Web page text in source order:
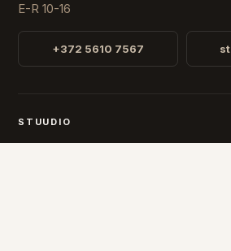
E-R 10-16
+372 5610 7567
STUUDIO